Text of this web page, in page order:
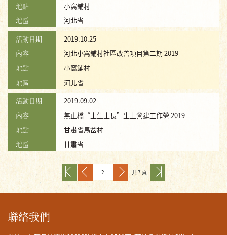
地點
小窩鋪村
地區
河北省
活動日期
2019.10.25
內容
河北小窩鋪村社區改善項目第二期 2019
地點
小窩鋪村
地區
河北省
活動日期
2019.09.02
內容
無止橋“土生土長”生土營建工作營 2019
地點
甘肅省馬岔村
地區
甘肅省
共 7 頁
聯絡我們